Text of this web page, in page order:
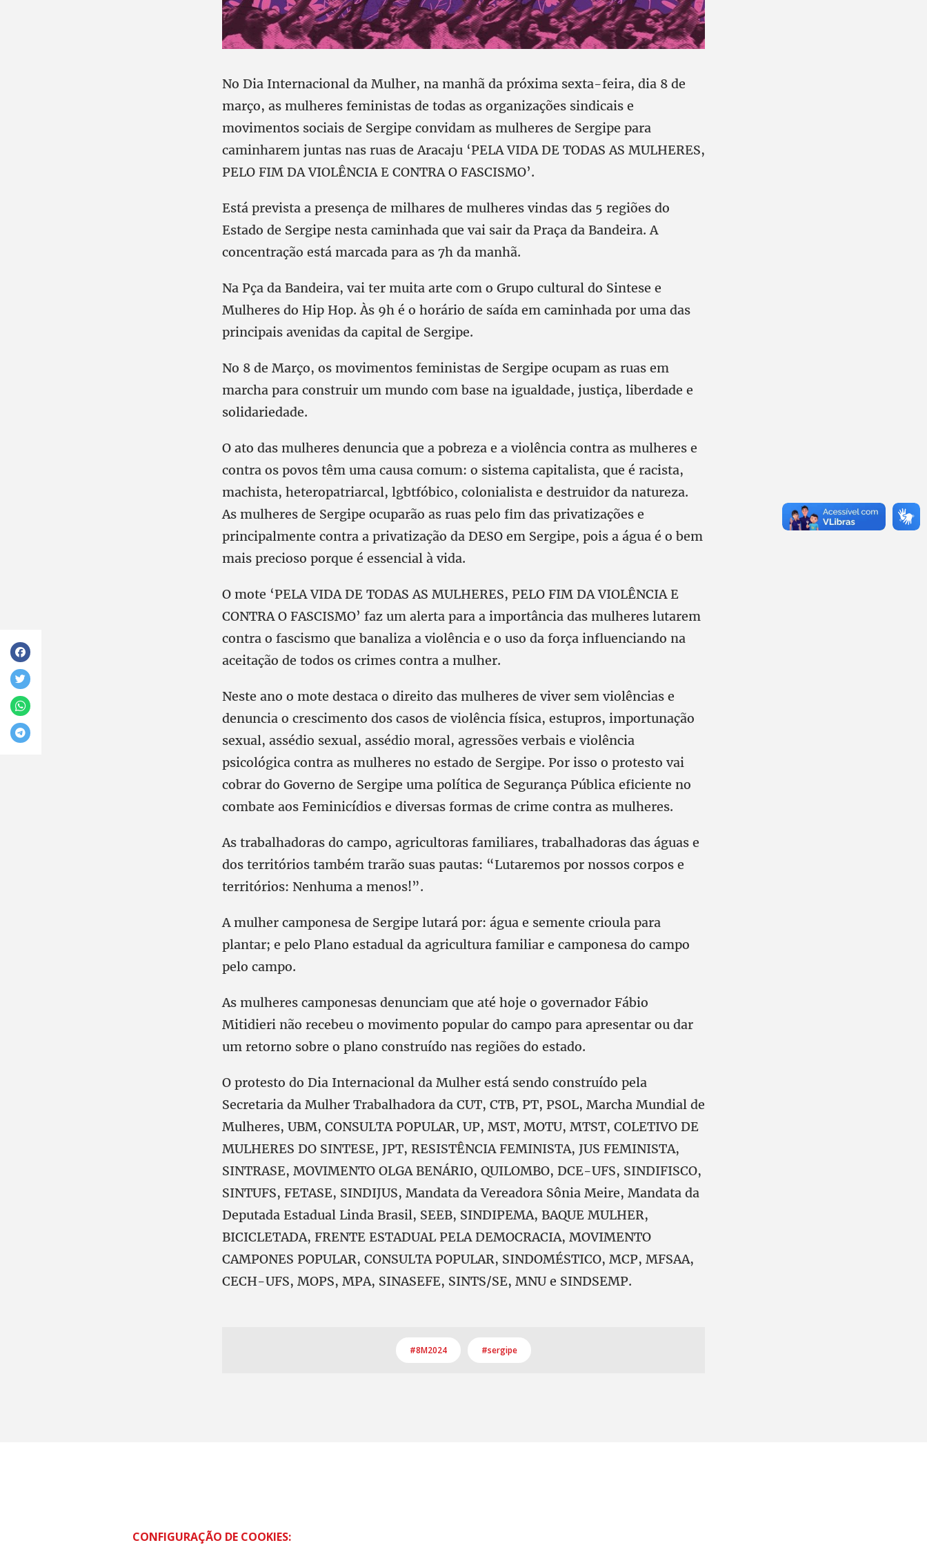
No Dia Internacional da Mulher, na manhã da próxima sexta-feira, dia 8 de
março, as mulheres feministas de todas as organizações sindicais e
movimentos sociais de Sergipe convidam as mulheres de Sergipe para
caminharem juntas nas ruas de Aracaju ‘PELA VIDA DE TODAS AS MULHERES,
PELO FIM DA VIOLÊNCIA E CONTRA O FASCISMO’.
Está prevista a presença de milhares de mulheres vindas das 5 regiões do
Estado de Sergipe nesta caminhada que vai sair da Praça da Bandeira. A
concentração está marcada para as 7h da manhã.
Na Pça da Bandeira, vai ter muita arte com o Grupo cultural do Sintese e
Mulheres do Hip Hop. Às 9h é o horário de saída em caminhada por uma das
principais avenidas da capital de Sergipe.
No 8 de Março, os movimentos feministas de Sergipe ocupam as ruas em
marcha para construir um mundo com base na igualdade, justiça, liberdade e
solidariedade.
O ato das mulheres denuncia que a pobreza e a violência contra as mulheres e
contra os povos têm uma causa comum: o sistema capitalista, que é racista,
machista, heteropatriarcal, lgbtfóbico, colonialista e destruidor da natureza.
As mulheres de Sergipe ocuparão as ruas pelo fim das privatizações e
principalmente contra a privatização da DESO em Sergipe, pois a água é o bem
mais precioso porque é essencial à vida.
O mote ‘PELA VIDA DE TODAS AS MULHERES, PELO FIM DA VIOLÊNCIA E
CONTRA O FASCISMO’ faz um alerta para a importância das mulheres lutarem
contra o fascismo que banaliza a violência e o uso da força influenciando na
aceitação de todos os crimes contra a mulher.
Neste ano o mote destaca o direito das mulheres de viver sem violências e
denuncia o crescimento dos casos de violência física, estupros, importunação
sexual, assédio sexual, assédio moral, agressões verbais e violência
psicológica contra as mulheres no estado de Sergipe. Por isso o protesto vai
cobrar do Governo de Sergipe uma política de Segurança Pública eficiente no
combate aos Feminicídios e diversas formas de crime contra as mulheres.
As trabalhadoras do campo, agricultoras familiares, trabalhadoras das águas e
dos territórios também trarão suas pautas: “Lutaremos por nossos corpos e
territórios: Nenhuma a menos!”.
A mulher camponesa de Sergipe lutará por: água e semente crioula para
plantar; e pelo Plano estadual da agricultura familiar e camponesa do campo
pelo campo.
As mulheres camponesas denunciam que até hoje o governador Fábio
Mitidieri não recebeu o movimento popular do campo para apresentar ou dar
um retorno sobre o plano construído nas regiões do estado.
O protesto do Dia Internacional da Mulher está sendo construído pela
Secretaria da Mulher Trabalhadora da CUT, CTB, PT, PSOL, Marcha Mundial de
Mulheres, UBM, CONSULTA POPULAR, UP, MST, MOTU, MTST, COLETIVO DE
MULHERES DO SINTESE, JPT, RESISTÊNCIA FEMINISTA, JUS FEMINISTA,
SINTRASE, MOVIMENTO OLGA BENÁRIO, QUILOMBO, DCE-UFS, SINDIFISCO,
SINTUFS, FETASE, SINDIJUS, Mandata da Vereadora Sônia Meire, Mandata da
Deputada Estadual Linda Brasil, SEEB, SINDIPEMA, BAQUE MULHER,
BICICLETADA, FRENTE ESTADUAL PELA DEMOCRACIA, MOVIMENTO
CAMPONES POPULAR, CONSULTA POPULAR, SINDOMÉSTICO, MCP, MFSAA,
CECH-UFS, MOPS, MPA, SINASEFE, SINTS/SE, MNU e SINDSEMP.
#8M2024 #sergipe
CONFIGURAÇÃO DE COOKIES: